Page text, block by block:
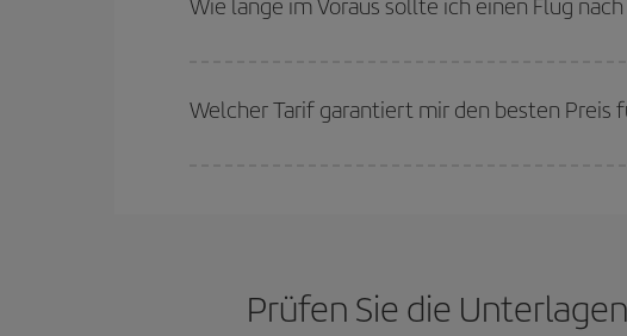
günstigsten Preisen wählen.
günstigsten (Economy-)Tarife verfügbar oder ausverkauft sind.
Welcher Tarif garantiert mir den besten Preis
Prüfen Sie die